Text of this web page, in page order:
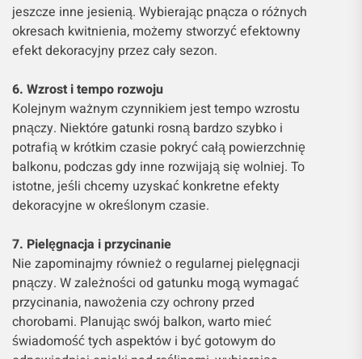
jeszcze inne jesienią. Wybierając pnącza o różnych
okresach kwitnienia, możemy stworzyć efektowny
efekt dekoracyjny przez cały sezon.
6. Wzrost i tempo rozwoju
Kolejnym ważnym czynnikiem jest tempo wzrostu
pnączy. Niektóre gatunki rosną bardzo szybko i
potrafią w krótkim czasie pokryć całą powierzchnię
balkonu, podczas gdy inne rozwijają się wolniej. To
istotne, jeśli chcemy uzyskać konkretne efekty
dekoracyjne w określonym czasie.
7. Pielęgnacja i przycinanie
Nie zapominajmy również o regularnej pielęgnacji
pnączy. W zależności od gatunku mogą wymagać
przycinania, nawożenia czy ochrony przed
chorobami. Planując swój balkon, warto mieć
świadomość tych aspektów i być gotowym do